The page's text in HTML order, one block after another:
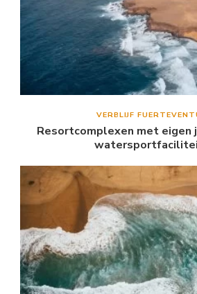
VERBLIJF
Resortcomplexen met eigen